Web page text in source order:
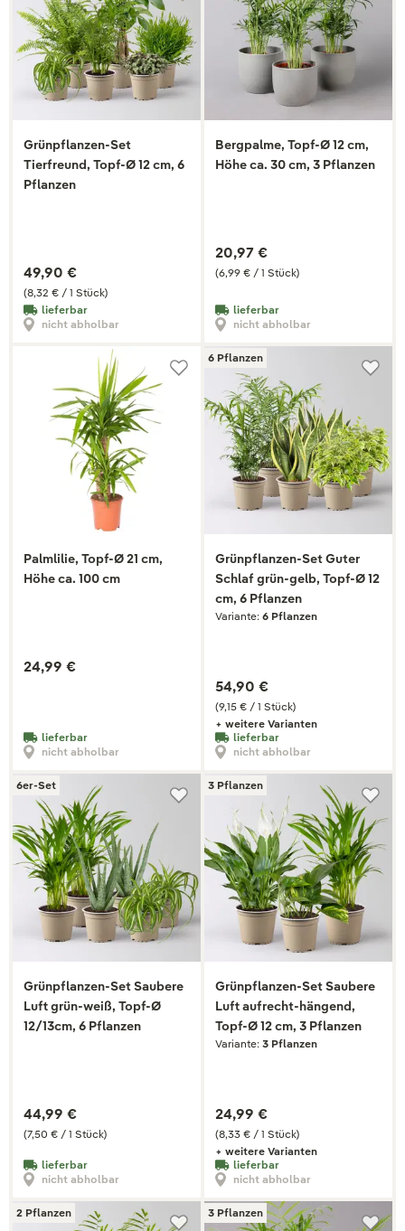
Grünpflanzen-Set
Tierfreund, Topf-Ø 12 cm, 6
Pflanzen
(8,32 € / 1 Stück)
49,90 €
lieferbar
nicht abholbar
Bergpalme, Topf-Ø 12 cm,
Höhe ca. 30 cm, 3 Pflanzen
(6,99 € / 1 Stück)
20,97 €
lieferbar
nicht abholbar
Palmlilie, Topf-Ø 21 cm,
Höhe ca. 100 cm
24,99 €
lieferbar
nicht abholbar
6 Pflanzen
Grünpflanzen-Set Guter
Schlaf grün-gelb, Topf-Ø 12
cm, 6 Pflanzen
Variante: 6 Pflanzen
(9,15 € / 1 Stück)
54,90 €
+ weitere Varianten
lieferbar
nicht abholbar
6er-Set
Grünpflanzen-Set Saubere
Luft grün-weiß, Topf-Ø
12/13cm, 6 Pflanzen
(7,50 € / 1 Stück)
44,99 €
lieferbar
nicht abholbar
3 Pflanzen
Grünpflanzen-Set Saubere
Luft aufrecht-hängend,
Topf-Ø 12 cm, 3 Pflanzen
Variante: 3 Pflanzen
(8,33 € / 1 Stück)
24,99 €
+ weitere Varianten
lieferbar
nicht abholbar
2 Pflanzen 3 Pflanzen